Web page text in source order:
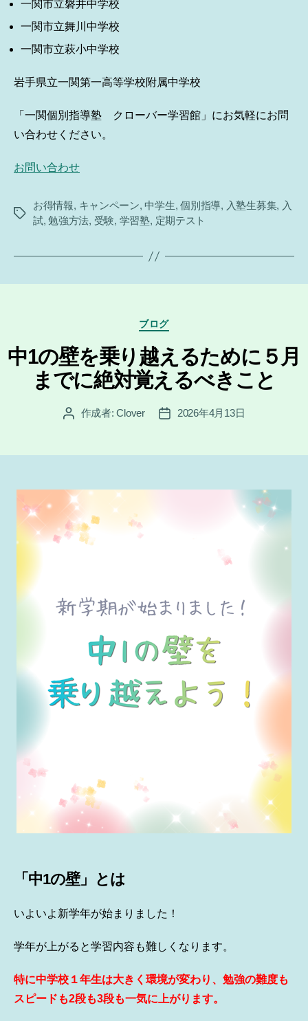
一関市立磐井中学校
一関市立舞川中学校
一関市立萩小中学校
岩手県立一関第一高等学校附属中学校
「一関個別指導塾 クローバー学習館」にお気軽にお問
い合わせください。
お問い合わせ
タ
お得情報, キャンペーン,中学生,個別指導, 入塾生募集, 入
試,勉強方法, 受験, 学習塾, 定期テスト
カ
テ
ゴ
リ
ー
ブログ
中1の壁を乗り越えるために５月
までに絶対覚えるべきこと
投 作成者:Clover
投
2026年4月13日
「中1の壁」とは
いよいよ新学年が始まりました！
学年が上がると学習内容も難しくなります。
特に中学校１年生は大きく環境が変わり、勉強の難度も
スピードも2段も3段も一気に上がります。